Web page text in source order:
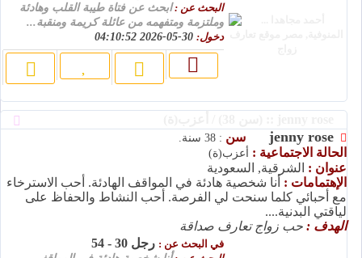
البحث عن :ابحث عن فتاة طيبة القلب وهادئة
وملتزمة ومتفهمه من عائلة كريمة ومنقبة...
دخول:
jenny rose سن : 38 سنة.
الحالة الاجتماعية : أعزب(ة)
عنوان : الشرقية, السعودية
الإهتمامات : أنا شخصية هادئة في المواقف الهادئة. أحب الاسترخاء
مع أحبائي كلما سنحت لي الفرصة. أحب النشاط والحفاظ على
لياقتي البدنية....
الهدف : حب زواج تعارف صداقة
في البحث عن : رجل 30 - 54